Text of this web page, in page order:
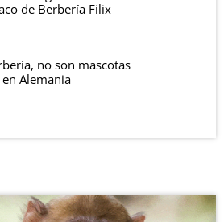
de Berbería Filix
no son mascotas
en Alemania